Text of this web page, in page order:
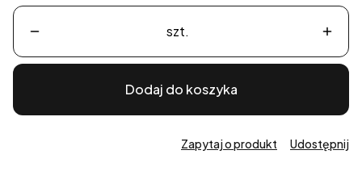
szt.
Dodaj do koszyka
Zapytaj o produkt Udostępnij